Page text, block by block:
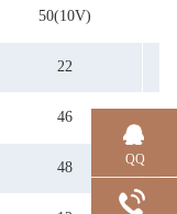
50(10V)
22
46
48 QQ